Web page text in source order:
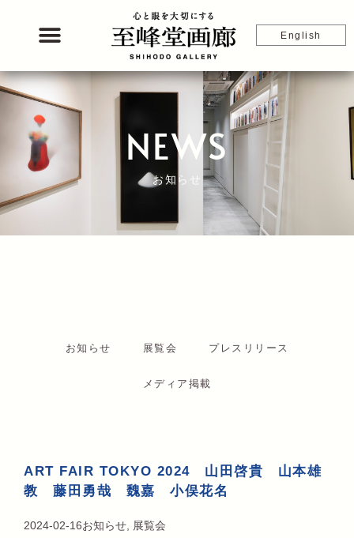
キ
ッ
English
NEWS
お知らせ
お知らせ 展覧会 プレスリリース
メディア掲載
ART FAIR TOKYO 2024 山田啓貴 山本雄
教 藤田勇哉 魏嘉 小俣花名
2024-02-16お知らせ 展覧会